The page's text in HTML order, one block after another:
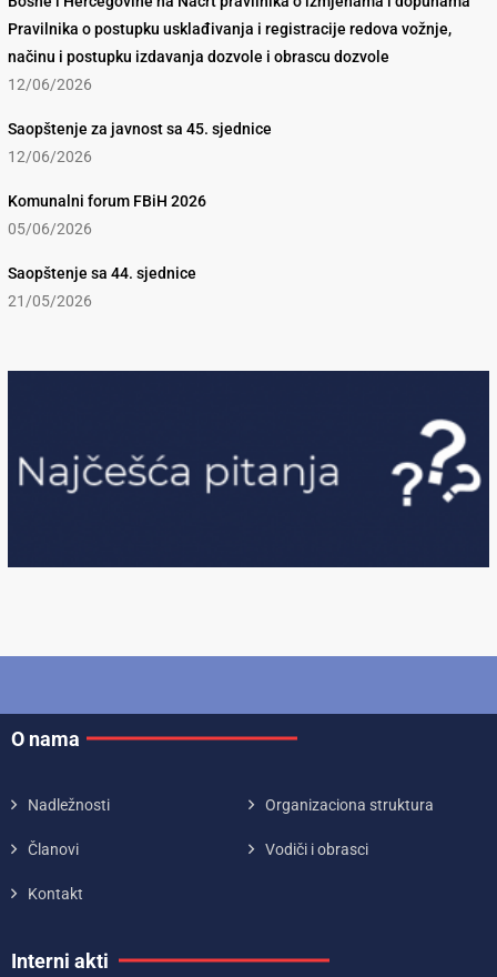
Pravilnika o postupku usklađivanja i registracije redova vožnje,
načinu i postupku izdavanja dozvole i obrascu dozvole
12/06/2026
Saopštenje za javnost sa 45. sjednice
12/06/2026
Komunalni forum FBiH 2026
05/06/2026
Saopštenje sa 44. sjednice
21/05/2026
O nama
Nadležnosti Organizaciona struktura
Članovi Vodiči i obrasci
Kontakt
Interni akti